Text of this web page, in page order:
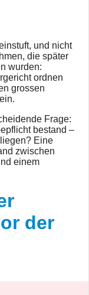
und nicht
die später
wurden:
ordnen
grossen
Frage:
bestand –
Eine
zwischen
einem
der